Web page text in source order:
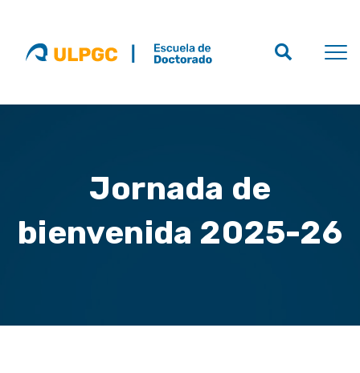
Jornada de
bienvenida 2025-26